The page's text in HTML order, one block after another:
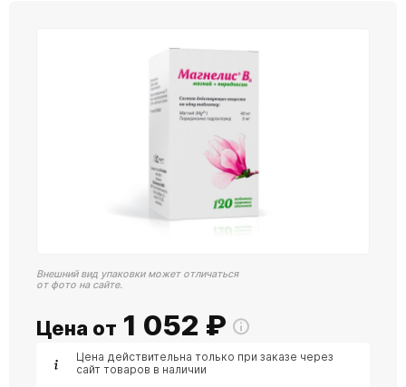
Внешний вид упаковки может отличаться
от фото на сайте.
Цена от 1 052 ₽
Цена действительна только при заказе через
сайт товаров в наличии